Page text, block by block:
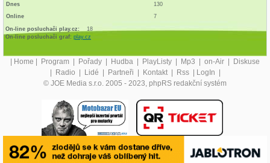
Dnes
130
Online
7
On-line posluchači play.cz:
18
On-line posluchači graf: play.cz
| Home | Program | Pořady | Hudba | PlayListy | Mp3 | on-Air | Diskuse
| Radio | Lidé | Partneři | Kontakt | Rss | LogIn |
© JOE Media s.r.o. 2005 - 2023, phpRS redakční systém